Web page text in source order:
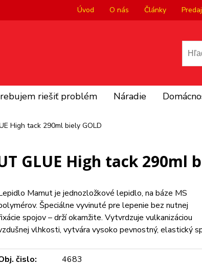
Úvod O nás Články
riešiť problém Náradie
High tack 290ml biely GOLD
GLUE High tack 290ml
Mamut je jednozložkové lepidlo, na báze MS
Špeciálne vyvinuté pre lepenie bez nutnej
spojov – drží okamžite. Vytvrdzuje vulkanizáciou
vlhkosti, vytvára vysoko pevnostný, elastický
čislo: 4683